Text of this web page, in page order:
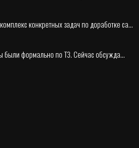
конкретных задач по доработке са...
были формально по ТЗ. Сейчас обсужда...